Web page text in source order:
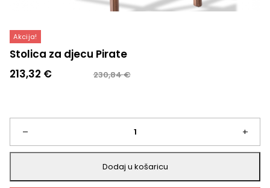
Akcija!
Stolica za djecu Pirate
230,84€
Izvorna
je:
230,84 €.
213,32 €
Trenutna
213,32 €.
–
Stolica
za
djecu
+
Dodaj u košaricu